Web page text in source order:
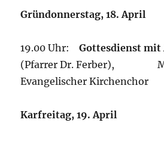
Gründonnerstag, 18. April
19.00 Uhr:Gottesdienst mit
(Pfarrer Dr. Ferber),
Evangelischer Kirchenchor
Karfreitag, 19. April